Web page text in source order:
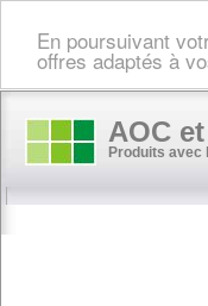
En poursuivant
offres adaptés à
AOC
Produits avec